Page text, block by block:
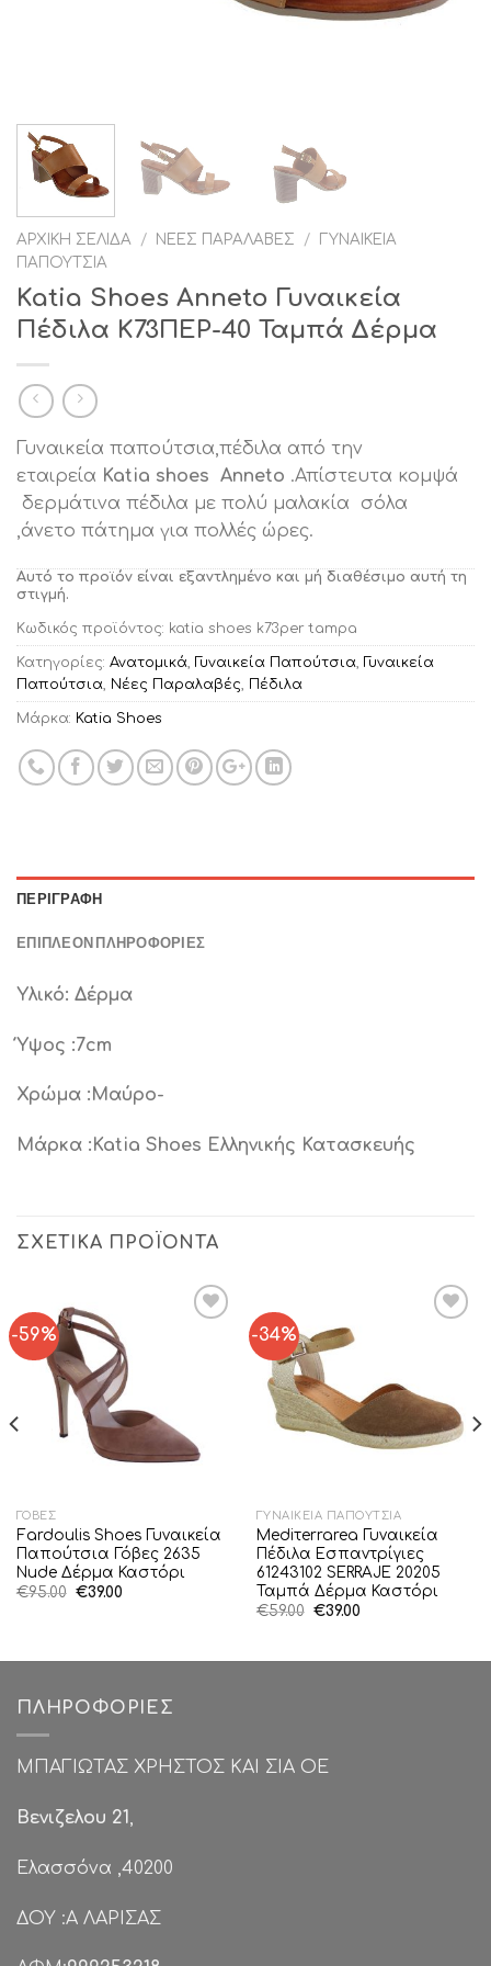
ΑΡΧΙΚΉ ΣΕΛΊΔΑ / ΝΈΕΣ ΠΑΡΑΛΑΒΈΣ /
ΓΥΝΑΙΚΕΊΑ
ΠΑΠΟΎΤΣΙΑ
Katia Shoes Anneto Γυναικεία
Πέδιλα Κ73ΠΕΡ-40 Ταμπά Δέρμα
Γυναικεία παπούτσια,πέδιλα από την
εταιρεία Katia shoes Anneto .Απίστευτα κομψά
δερμάτινα πέδιλα με πολύ μαλακία σόλα
,άνετο πάτημα για πολλές ώρες.
Αυτό το προϊόν είναι εξαντλημένο και μή διαθέσιμο αυτή τη
στιγμή.
Κωδικός προϊόντος: katia shoes k73per tampa
Κατηγορίες: Ανατομικά, Γυναικεία Παπούτσια, Γυναικεία
Παπούτσια, Νέες Παραλαβές, Πέδιλα
Μάρκα: Katia Shoes
ΠΕΡΙΓΡΑΦΉ
ΕΠΙΠΛΈΟΝ ΠΛΗΡΟΦΟΡΊΕΣ
Υλικό: Δέρμα
Ύψος :7cm
Χρώμα :Μαύρο-
Μάρκα :Katia Shoes Ελληνικής Κατασκευής
ΣΧΕΤΙΚΆ ΠΡΟΪΌΝΤΑ
-59%
ΓΌΒΕΣ
Fardoulis Shoes Γυναικεία
Παπούτσια Γόβες 2635
Nude Δέρμα Καστόρι
€95.00 Original
€39.00Η
-34%
ΓΥΝΑΙΚΕΊΑ ΠΑΠΟΎΤΣΙΑ
Mediτerrarea Γυναικεία
Πέδιλα Εσπαντρίγιες
61243102 SERRAJE 20205
Ταμπά Δέρμα Καστόρι
€59.00 Original
€39.00Η
ΠΛΗΡΟΦΟΡΊΕΣ
ΜΠΑΓΙΩΤΑΣ ΧΡΗΣΤΟΣ ΚΑΙ ΣΙΑ ΟΕ
Βενιζελου 21,
Ελασσόνα ,40200
ΔΟΥ :Α ΛΑΡΙΣΑΣ